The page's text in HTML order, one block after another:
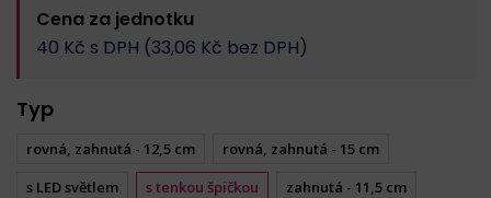
Cena za jednotku
40 Kč s DPH (33,06 Kč bez DPH)
Typ
rovná, zahnutá - 12,5 cm
rovná, zahnutá - 15 cm
s LED světlem
s tenkou špičkou zahnutá - 11,5 cm